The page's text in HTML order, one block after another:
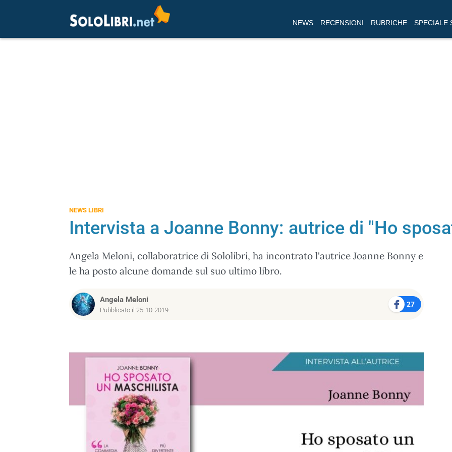
NEWS RECENSIONI RUBRICHE SPECIALE
NEWS LIBRI
Intervista a Joanne Bonny: autrice di "Ho
Angela Meloni, collaboratrice di Sololibri, ha incontrato l'autrice Joanne Bonny e
le ha posto alcune domande sul suo ultimo libro.
Angela Meloni
Pubblicato il 25-10-2019
27